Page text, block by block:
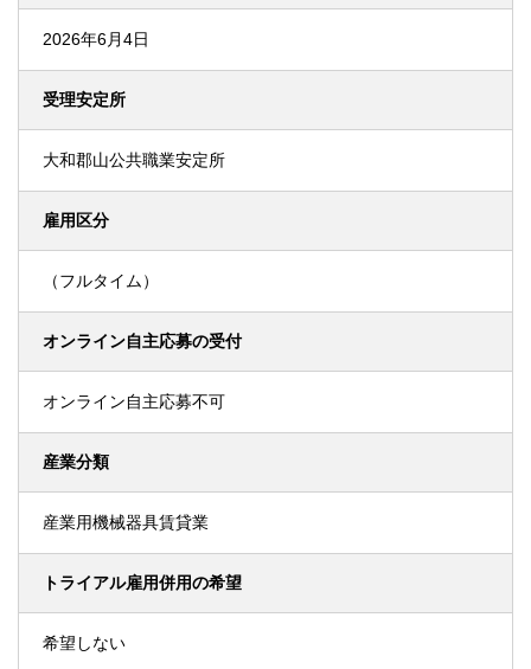
2026年6月4日
受理安定所
大和郡山公共職業安定所
雇用区分
（フルタイム）
オンライン自主応募の受付
オンライン自主応募不可
産業分類
産業用機械器具賃貸業
トライアル雇用併用の希望
希望しない